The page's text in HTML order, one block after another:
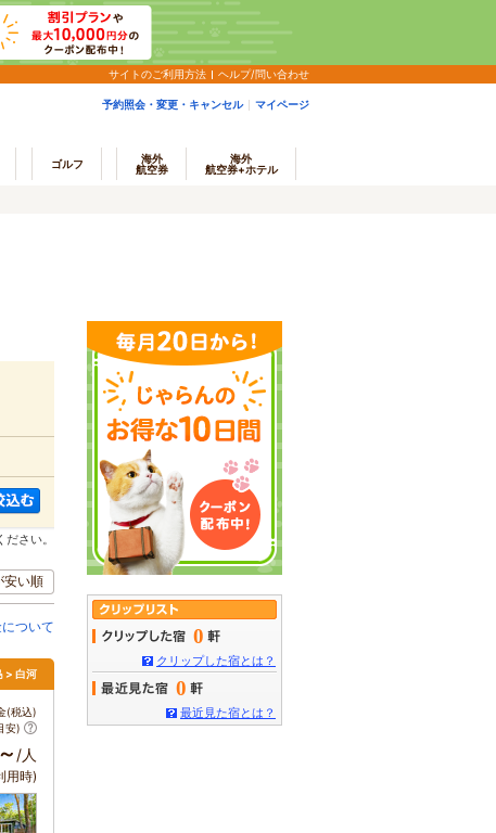
サイトのご利用方法 ヘルプ/問い合わせ
予約照会・変更・キャンセル マイページ
ゴルフ
海外
航空券
海外
航空券+ホテル
さい。
安い順
ついて
> 白河
(税込)
安)
/人
用時)
0
クリップした宿とは？
0
最近見た宿とは？